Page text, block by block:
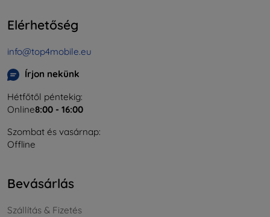
Elérhetőség
info@top4mobile.eu
Írjon nekünk
Hétfőtől péntekig:
Online8:00 - 16:00
Szombat és vasárnap:
Offline
Bevásárlás
Szállítás & Fizetés